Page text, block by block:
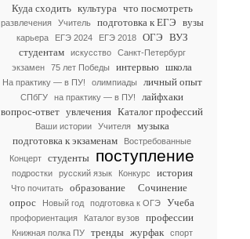
Куда сходить культура что посмотреть
развлечения Учитель подготовка к ЕГЭ вузы
карьера ЕГЭ 2024 ЕГЭ 2018 ОГЭ ВУЗ
студентам
искусство
Санкт-Петербург
экзамен
75 лет Победы интервью школа
На практику — в ПУ! олимпиады личный опыт
СПбГУ на практику — в ПУ!
лайфхаки
вопрос-ответ увлечения Каталог профессий
Ваши истории Учителя
музыка
подготовка к экзаменам
Востребованные
Концерт
студенты поступление
подростки русский язык Конкурс история
Что почитать образование
Сочинение
опрос
Новый год подготовка к ОГЭ Учеба
профориентация Каталог вузов профессии
Книжная полка ПУ тренды журфак
спорт